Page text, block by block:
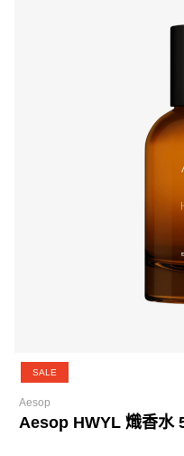
SALE
Aesop
Aesop HWYL 熾香水